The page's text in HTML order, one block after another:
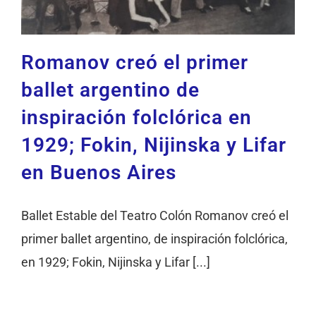
Romanov creó el primer
ballet argentino de
inspiración folclórica en
1929; Fokin, Nijinska y Lifar
en Buenos Aires
Ballet Estable del Teatro Colón Romanov creó el
primer ballet argentino, de inspiración folclórica,
en 1929; Fokin, Nijinska y Lifar [...]